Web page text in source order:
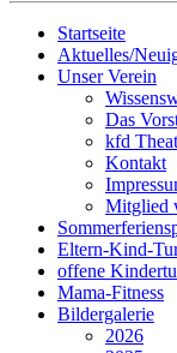
Startseite
Aktuelles/
Unser Verein
Das
kfd
Kontakt
Mitglied
Eltern-Kind-
offene
Mama-Fitness
Bildergalerie
2026